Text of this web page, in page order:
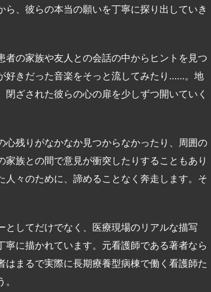
、彼らの本当の願いを丁寧に探り出していき
の家族や友人との会話の中からヒントを見つ
好きだった音楽をそっと流してみたり……。地
ざされた彼らの心の扉を少しずつ開いていく
残りがなかなか見つからなかったり、周囲の
族との間で意見が衝突したりすることもあり
々のために、諦めることなく奔走します。そ
としてだけでなく、医療現場のリアルな描写
に描かれています。元看護師である著者なら
まるで実際に長期療養型病棟で働く看護師た